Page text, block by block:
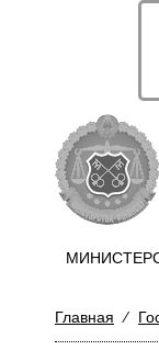
Главная ⁄